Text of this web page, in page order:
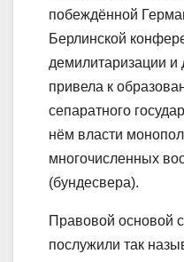
побеждённой
Берлинской
демилитаризации и
привела к
сепаратного
нём власти
многочисленных
(бундесвера).
Правовой основой
послужили так